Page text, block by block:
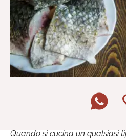
Quando si cucina un qualsiasi